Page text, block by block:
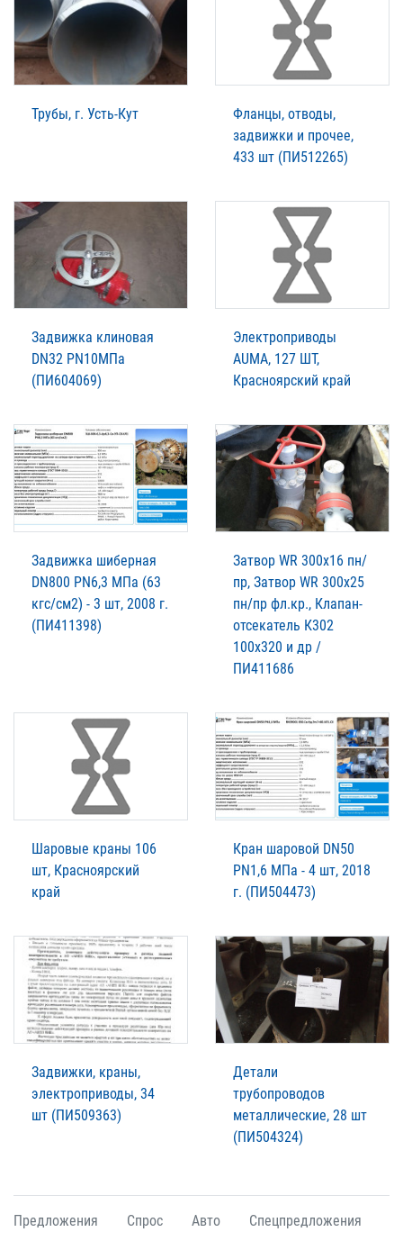
Трубы, г. Усть-Кут
Фланцы, отводы,
задвижки и прочее,
433 шт (ПИ512265)
Задвижка клиновая
DN32 PN10МПа
(ПИ604069)
Электроприводы
AUMA, 127 ШТ,
Красноярский край
Задвижка шиберная
DN800 PN6,3 МПа (63
кгс/см2) - 3 шт, 2008 г.
(ПИ411398)
Затвор WR 300х16 пн/
пр, Затвор WR 300х25
пн/пр фл.кр., Клапан-
отсекатель К302
100х320 и др /
ПИ411686
Шаровые краны 106
шт, Красноярский
край
Кран шаровой DN50
PN1,6 МПа - 4 шт, 2018
г. (ПИ504473)
Задвижки, краны,
электроприводы, 34
шт (ПИ509363)
Детали
трубопроводов
металлические, 28 шт
(ПИ504324)
Предложения Спрос Авто Спецпредложения